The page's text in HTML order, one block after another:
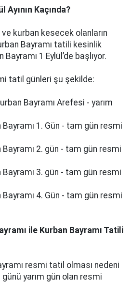
Ayının Kaçında?
ve kurban kesecek olanların
Bayramı tatili kesinlik
1 Eylül’de başlıyor.
tatil günleri şu şekilde:
Bayramı Arefesi - yarım
Bayramı 1. Gün - tam gün resmi
Bayramı 2. gün - tam gün resmi
Bayramı 3. gün - tam gün resmi
Bayramı 4. Gün - tam gün resmi
ile Kurban Bayramı Tatili
resmi tatil olması nedeni
yarım gün olan resmi